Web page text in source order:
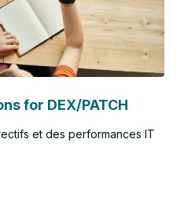
for DEX/PATCH
et des performances IT